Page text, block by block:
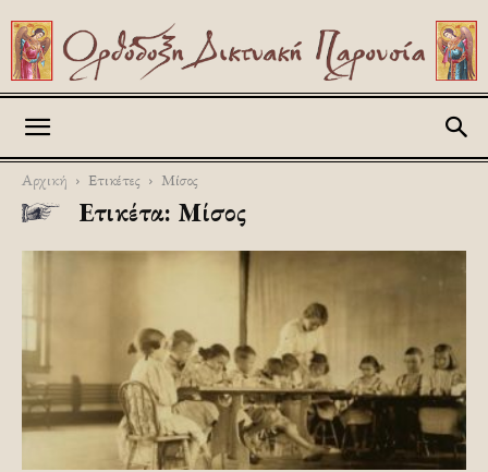
Αρχική Ετικέτες Μίσος
Ετικέτα: Μίσος